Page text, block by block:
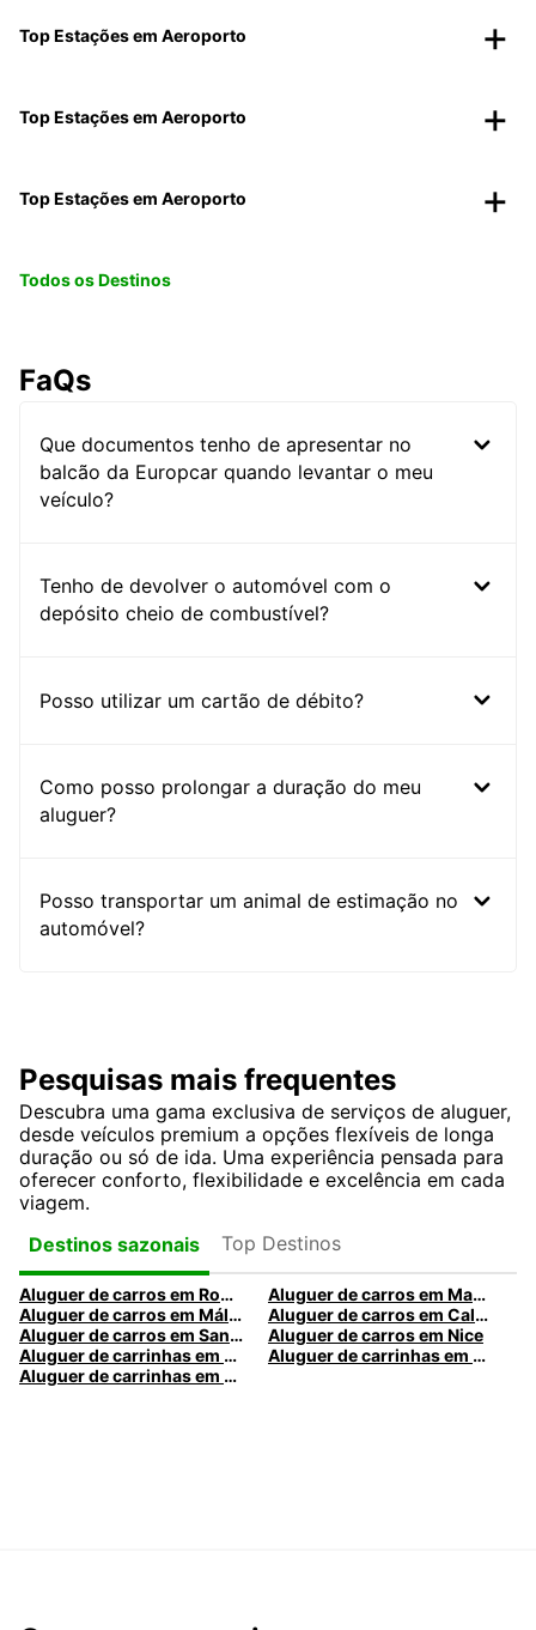
Top Estações em Aeroporto
Top Estações em Aeroporto
Top Estações em Aeroporto
Todos os Destinos
FaQs
Que documentos tenho de apresentar no
balcão da Europcar quando levantar o meu
veículo?
Tenho de devolver o automóvel com o
depósito cheio de combustível?
Posso utilizar um cartão de débito?
Como posso prolongar a duração do meu
aluguer?
Posso transportar um animal de estimação no
automóvel?
Pesquisas mais frequentes
Descubra uma gama exclusiva de serviços de aluguer,
desde veículos premium a opções flexíveis de longa
duração ou só de ida. Uma experiência pensada para
oferecer conforto, flexibilidade e excelência em cada
viagem.
Destinos sazonais
Top Destinos
Aluguer de carros em Roma
Aluguer de carros em Madrid
Aluguer de carros em Málaga
Aluguer de carros em Caldas da Rainha
Aluguer de carros em Santa Maria da Feira
Aluguer de carros em Nice
Aluguer de carrinhas em Nice
Aluguer de carrinhas em Santa Maria da Feira
Aluguer de carrinhas em Caldas da Rainha